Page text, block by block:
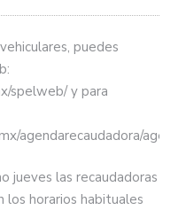
puedes
spelweb/ y para
agendarecaudadora/
jueves las recaudadoras
los horarios habituales